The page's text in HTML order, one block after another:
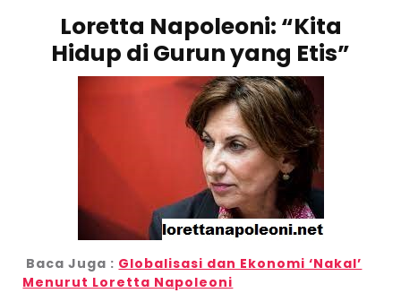
Loretta Napoleoni: “Kita
Hidup di Gurun yang Etis”
Baca Juga : Globalisasi dan Ekonomi ‘Nakal’
Menurut Loretta Napoleoni